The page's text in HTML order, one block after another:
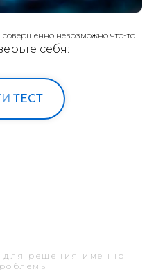
невозможно что-то
себя:
ТЕСТ
для решения именно